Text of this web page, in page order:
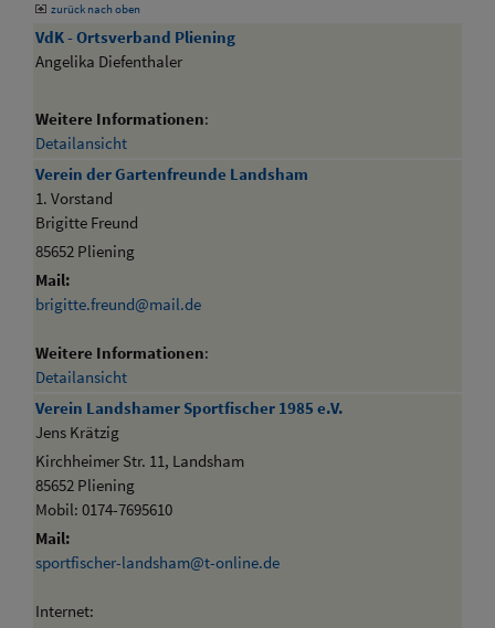
zurück nach oben
VdK - Ortsverband Pliening
Angelika Diefenthaler
Weitere Informationen:
Detailansicht
Verein der Gartenfreunde Landsham
1. Vorstand
Brigitte Freund
85652 Pliening
Mail:
brigitte.freund@mail.de
Weitere Informationen:
Detailansicht
Verein Landshamer Sportfischer 1985 e.V.
Jens Krätzig
Kirchheimer Str. 11, Landsham
85652 Pliening
Mobil: 0174-7695610
Mail:
sportfischer-landsham@t-online.de
Internet: